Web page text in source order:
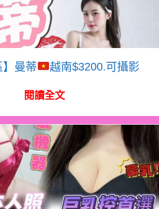
】曼蒂
越南$3200.可攝影
閱讀全文